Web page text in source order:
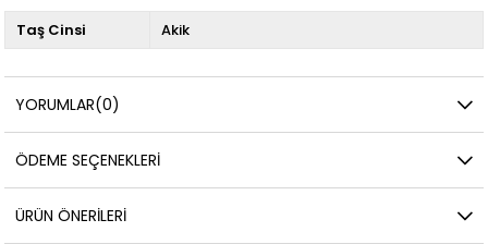
Taş Cinsi Akik
YORUMLAR(0)
ÖDEME SEÇENEKLERI
ÜRÜN ÖNERILERI